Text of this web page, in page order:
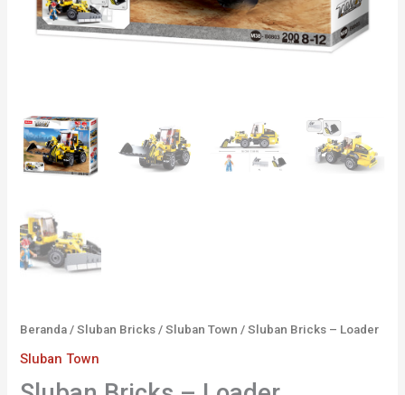
Beranda /Sluban Bricks /Sluban Town / Sluban Bricks – Loader
Sluban Town